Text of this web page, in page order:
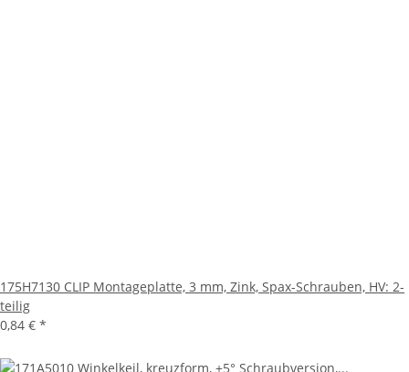
175H7130 CLIP Montageplatte, 3 mm, Zink, Spax-Schrauben, HV: 2-
teilig
0,84 € *